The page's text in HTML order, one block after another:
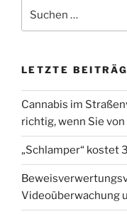
nach:
LETZTE
Cannabis im
richtig, wenn Sie
„Schlamper“ kostet
Videoüberwachung